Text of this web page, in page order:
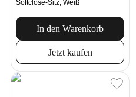
Softclose-Sitz, Weiß
In den Warenkorb
Jetzt kaufen